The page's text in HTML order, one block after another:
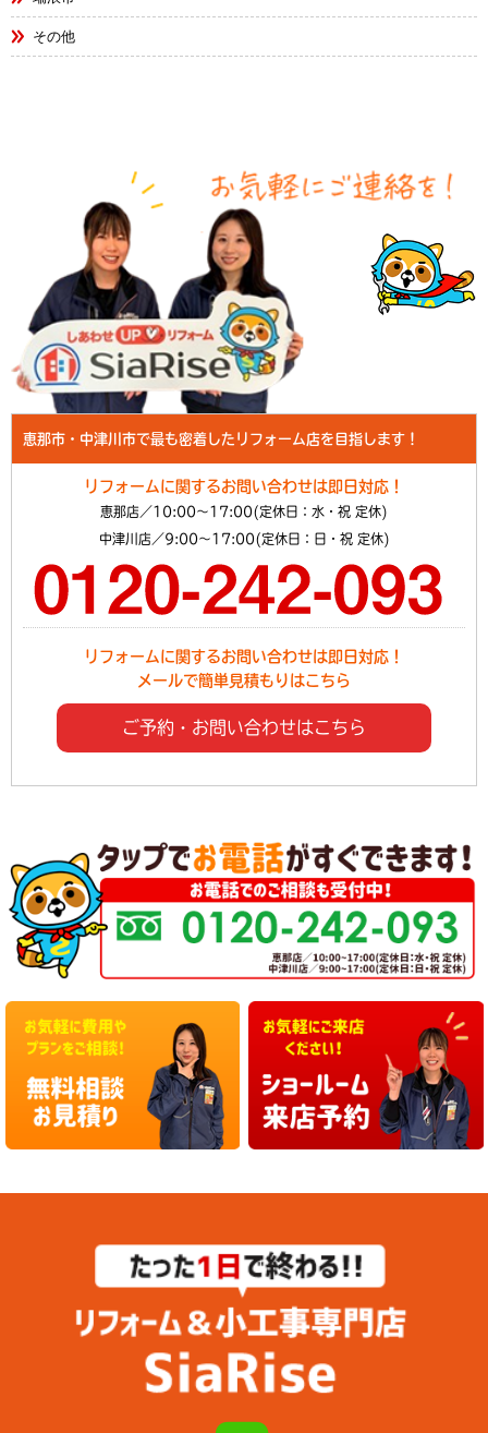
その他
恵那市・中津川市で最も密着したリフォーム店を目指します！
リフォームに関するお問い合わせは即日対応！
恵那店／10:00～17:00(定休日：水・祝 定休)
中津川店／9:00～17:00(定休日：日・祝 定休)
リフォームに関するお問い合わせは即日対応！
メールで簡単見積もりはこちら
ご予約・お問い合わせはこちら